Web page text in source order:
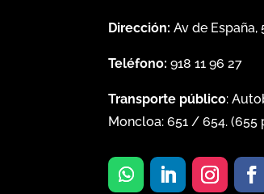
Dirección: Av de España,
Teléfono: 918 11 96 27
Transporte público:
Moncloa:651 /654. (655